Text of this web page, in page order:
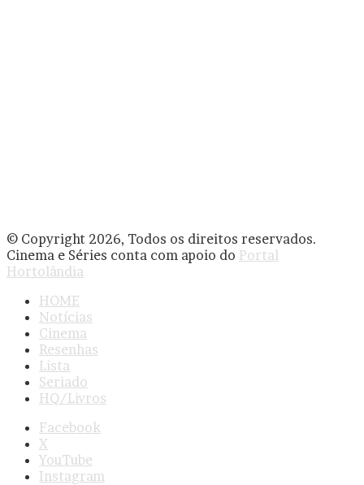
© Copyright 2026, Todos os direitos reservados.
Cinema e Séries conta com apoio do Portal
Hortolândia
HOME
Notícias
Cinema
Resenhas
Lista
Seriado
HQ/Livros
Facebook
X
YouTube
Instagram